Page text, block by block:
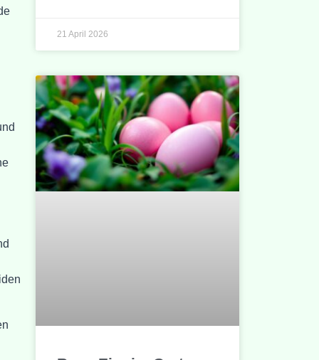
21 April 2026